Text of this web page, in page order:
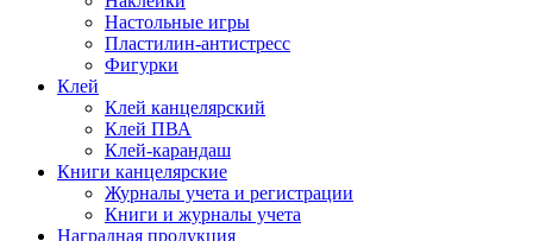
Настольные игры
Пластилин-антистресс
Фигурки
Клей
Клей канцелярский
Клей ПВА
Клей-карандаш
Книги канцелярские
Журналы учета и регистрации
Книги и журналы учета
Наградная продукция